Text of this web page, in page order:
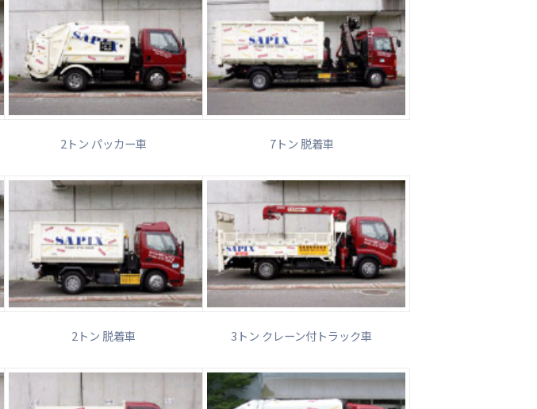
2トン パッカー車 7トン 脱着車
2トン 脱着車 3トン クレーン付トラック車